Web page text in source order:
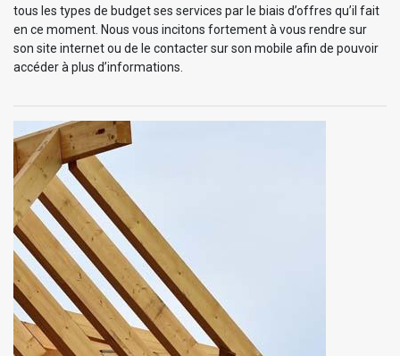
tous les types de budget ses services par le biais d’offres qu’il fait
en ce moment. Nous vous incitons fortement à vous rendre sur
son site internet ou de le contacter sur son mobile afin de pouvoir
accéder à plus d’informations.